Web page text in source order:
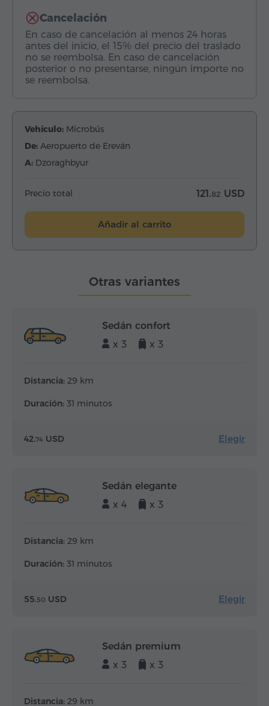
Cancelación
En caso de cancelación al menos 24 horas
antes del inicio, el 15% del precio del traslado
no se reembolsa. En caso de cancelación
posterior o no presentarse, ningún importe no
se reembolsa.
Vehículo: Microbús
De: Aeropuerto de Ereván
A: Dzoraghbyur
Precio total 121.82 USD
Añadir al carrito
Otras variantes
Sedán confort
x 3
x 3
Distancia: 29 km
Duración: 31 minutos
42.74 USD Elegir
Sedán elegante
x 4
x 3
Distancia: 29 km
Duración: 31 minutos
55.50 USD Elegir
Sedán premium
x 3
x 3
Distancia: 29 km